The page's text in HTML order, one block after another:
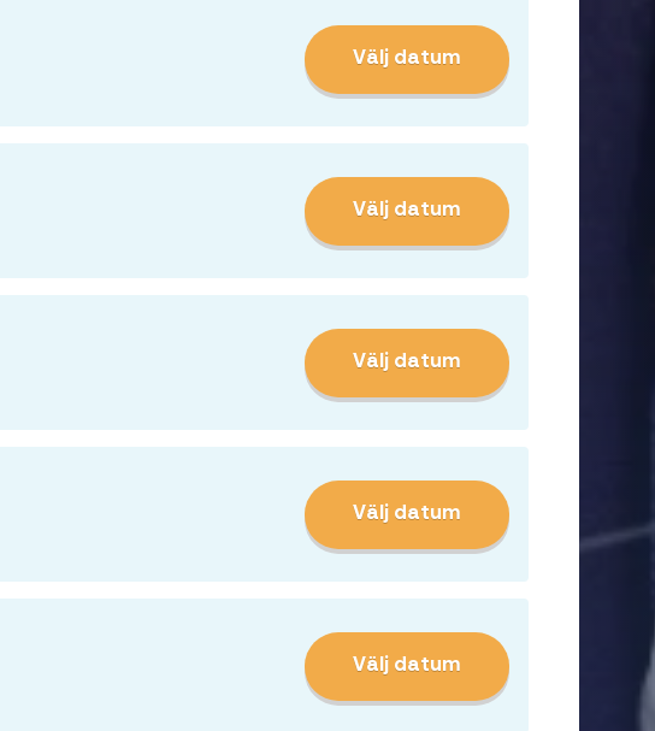
Välj datum
Välj datum
Välj datum
Välj datum
Välj datum